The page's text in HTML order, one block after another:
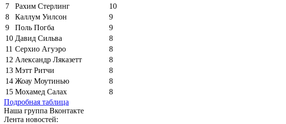
7
Рахим Стерлинг
10
8
Каллум Уилсон
9
9
Поль Погба
9
10 Давид Сильва
8
11 Серхио Агуэро
8
12 Александр Ляказетт
8
13 Мэтт Ритчи
8
14 Жоау Моутинью
8
15 Мохамед Салах
8
Подробная таблица
Наша группа Вконтакте
Лента новостей: